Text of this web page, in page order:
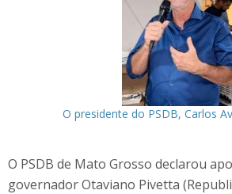
O presidente do PSDB, Carlos
O PSDB de Mato Grosso declarou
governador Otaviano Pivetta